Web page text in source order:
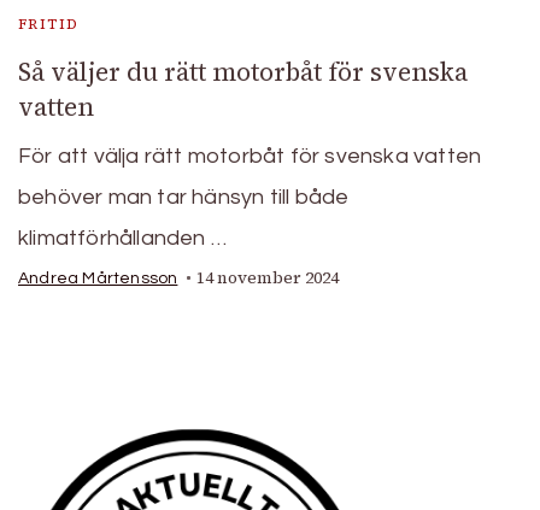
FRITID
Så väljer du rätt motorbåt för svenska
vatten
För att välja rätt motorbåt för svenska vatten
behöver man tar hänsyn till både
klimatförhållanden …
Andrea Mårtensson 14 november 2024